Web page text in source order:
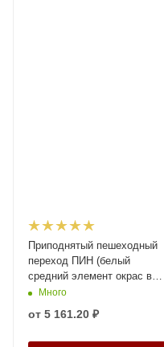
Приподнятый пешеходный
переход ПИН (белый
средний элемент окрас в
массе/сверху) высотой 58
Много
от 5 161.20 ₽